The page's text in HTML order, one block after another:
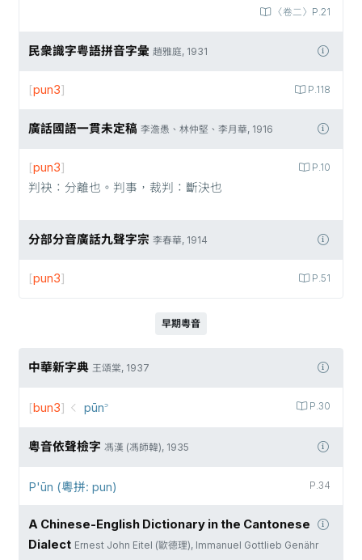
〈卷二〉P.21
民衆識字粤語拼音字彙 趙雅庭, 1931
P.118
[pun3]
廣話國語一貫未定稿 李澹愚、林仲堅、李月華, 1916
P.10
[pun3]
判袂：分離也。判事，裁判：斷決也
分部分音廣話九聲字宗 李春華, 1914
P.51
[pun3]
早期粵音
中華新字典 王頌棠, 1937
P.30
[bun3] pūn꜄
粵音依聲檢字 馮漢 (馮師韓), 1935
P.34
P'ūn (粵拼: pun)
A Chinese-English Dictionary in the Cantonese
Dialect Ernest John Eitel (歐德理), Immanuel Gottlieb Genähr